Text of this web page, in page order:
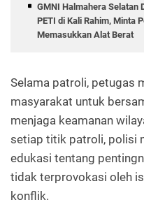
GMNI Halmahera Selatan
PETI di Kali Rahim, Minta
Memasukkan Alat Berat
Selama patroli, petugas
masyarakat untuk
menjaga keamanan
setiap titik patroli, polisi
edukasi tentang
tidak terprovokasi oleh
konflik.